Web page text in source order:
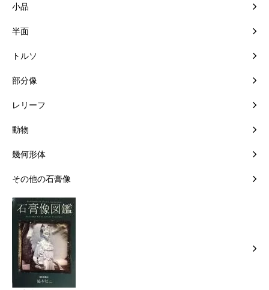
小品
半面
トルソ
部分像
レリーフ
動物
幾何形体
その他の石膏像